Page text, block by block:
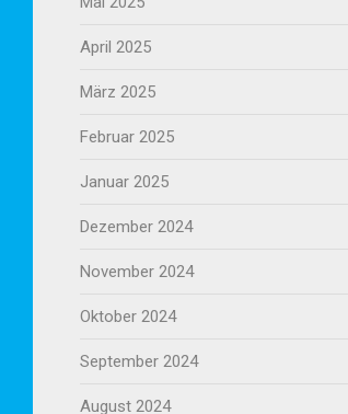
April 2025
März 2025
Februar 2025
Januar 2025
Dezember 2024
November 2024
Oktober 2024
September 2024
August 2024